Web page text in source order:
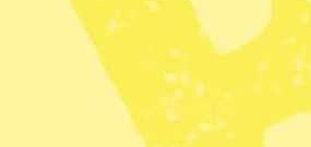
Publicerad